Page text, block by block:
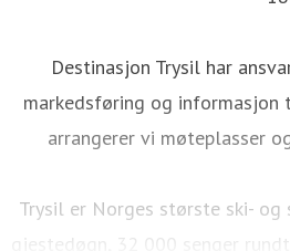
Destinasjon Trysil har
markedsføring og
arrangerer vi møteplasser
Trysil er Norges største ski-
gjestedøgn, 32 000 senger